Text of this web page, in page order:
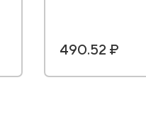
490.52 ₽